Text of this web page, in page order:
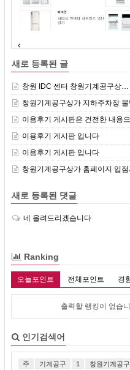
새로 등록된 글
창원 IDC 센터 창원기계공구상…
창원기계공구상가 지하주차장
이용후기 게시판은 건전한 내용
이용후기 게시판 입니다
이용후기 게시판 입니다
창원기계공구상가 홈페이지 입
새로 등록된 댓글
네 올려드리겠습니다
Ranking
오늘포인트 전체포인트 경
출력할 랭킹이 없습
인기검색어
주 기계공구 1 창원기계공